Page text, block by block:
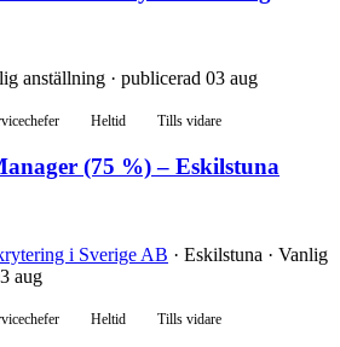
anställning · publicerad 03 aug
Heltid Tills vidare
(75 %) – Eskilstuna
i Sverige AB · Eskilstuna · Vanlig
aug
Heltid Tills vidare